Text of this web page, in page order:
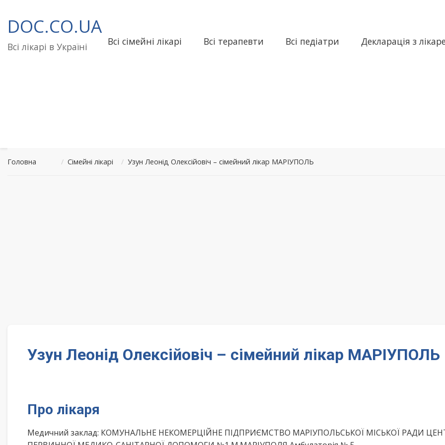
до
вмісту
DOC.CO.UA
Всі лікарі в Україні Всі сімейні лікарі Всі терапевти Всі педіатри Декларація з
Головна / Сімейні лікарі / Узун Леонід Олексійовіч – сімейний лікар МАРІУПОЛЬ
Узун Леонід Олексійовіч – сімейний лікар МАРІУПОЛЬ
Про лікаря
Медичний заклад: КОМУНАЛЬНЕ НЕКОМЕРЦІЙНЕ ПІДПРИЄМСТВО МАРІУПОЛЬСЬКОЇ МІСЬКОЇ РАДИ